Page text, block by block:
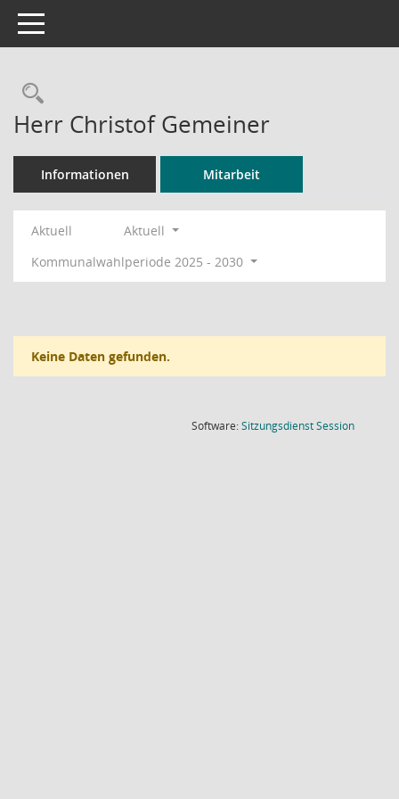
Toggle navigation
Rechercheauswahl
Herr Christof Gemeiner
Informationen Mitarbeit
Aktuell
Aktuell
Kommunalwahlperiode 2025 - 2030
Keine Daten gefunden.
Software:SitzungsdienstSession(Wird in